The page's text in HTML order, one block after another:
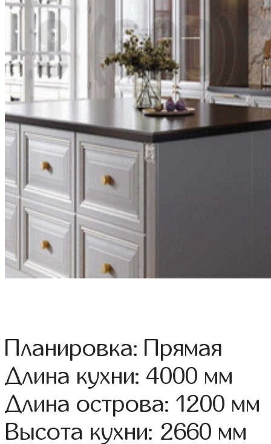
Планировка: Прямая
Длина кухни: 4000 мм
Длина острова: 1200 мм
Высота кухни: 2660 мм